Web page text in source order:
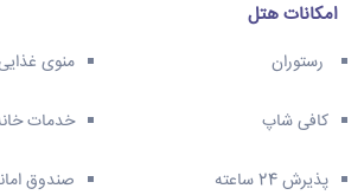
امکانات هتل
رستوران منوی
کافی شاپ خدمات
پذیرش 24 ساعته صندوق